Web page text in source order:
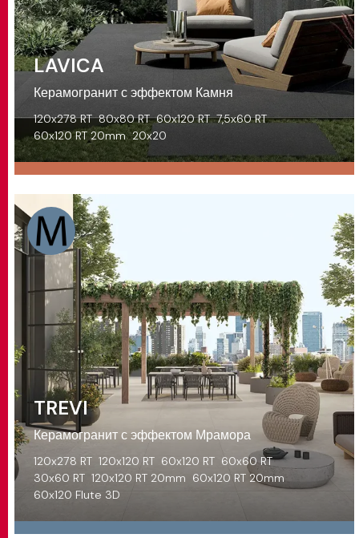
LAVICA
Керамогранит с эффектом Камня
120x278 RT 80x80 RT 60x120 RT 7,5x60 RT
60x120 RT 20mm 20x20
TREVI
Керамогранит с эффектом Мрамора
120x278 RT 120x120 RT 60x120 RT 60x60 RT
30x60 RT 120x120 RT 20mm 60x120 RT 20mm
60x120 Flute 3D